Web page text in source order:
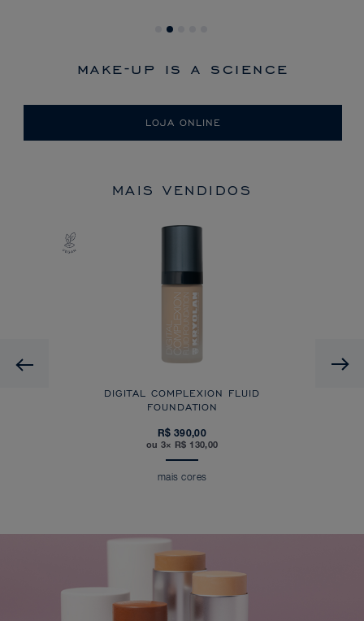
make-up is a science
LOJA ONLINE
MAIS VENDIDOS
Previous
DIGITAL COMPLEXION FLUID
FOUNDATION
R$ 390,00
ou 3× R$ 130,00
mais cores